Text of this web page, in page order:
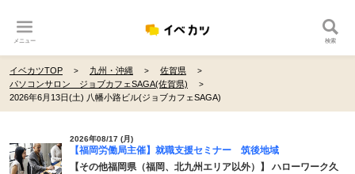
メニュー 検索
イベカツTOP 九州・沖縄
佐賀県
パソコンサロン ジョブカフェSAGA(佐賀県)
2026年6月13日(土) 八幡小路ビル(ジョブカフェSAGA)
2026年08/17 (月)
【福岡労働局主催】就職支援セミナー 筑後地域
【その他福岡県（福岡、北九州エリア以外）】 ハローワーク久